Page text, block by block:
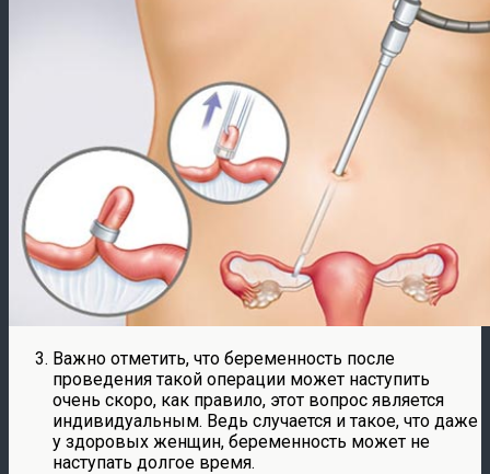
Важно отметить, что беременность после
проведения такой операции может наступить
очень скоро, как правило, этот вопрос является
индивидуальным. Ведь случается и такое, что даже
у здоровых женщин, беременность может не
наступать долгое время.